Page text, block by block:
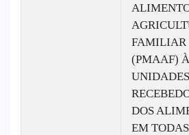
FAMILIAR
(PMAAF)
UNIDADES
DOS
EM